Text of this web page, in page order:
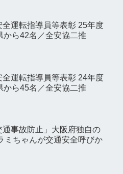
全運転指導員等表彰 25年度
から42名／全安協二推
全運転指導員等表彰 24年度
から45名／全安協二推
通事故防止」大阪府独自の
ミちゃんが交通安全呼びか